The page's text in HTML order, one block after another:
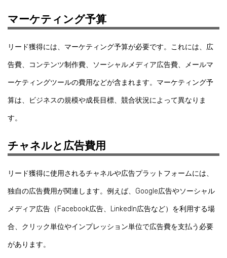
マーケティング予算
リード獲得には、マーケティング予算が必要です。これには、広
告費、コンテンツ制作費、ソーシャルメディア広告費、メールマ
ーケティングツールの費用などが含まれます。マーケティング予
算は、ビジネスの規模や成長目標、競合状況によって異なりま
す。
チャネルと広告費用
リード獲得に使用されるチャネルや広告プラットフォームには、
独自の広告費用が関連します。例えば、Google広告やソーシャル
メディア広告（Facebook広告、LinkedIn広告など）を利用する場
合、クリック単位やインプレッション単位で広告費を支払う必要
があります。